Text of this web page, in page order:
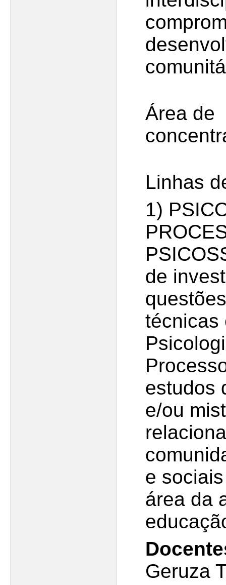
Área de
Linhas
1)
de
técnicas
estudos
e/ou
e
área da
Geruza